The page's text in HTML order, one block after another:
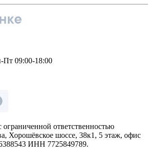
Пт 09:00-18:00
ответственностью
Хорошёвское шоссе, 38к1, 5 этаж, офис
ИНН 7725849789.